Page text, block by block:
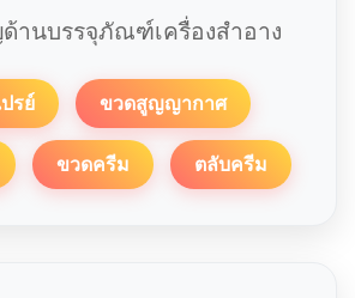
านบรรจุภัณฑ์เครื่องสำอาง
รย์ ขวดสูญญากาศ
ขวดครีม ตลับครีม